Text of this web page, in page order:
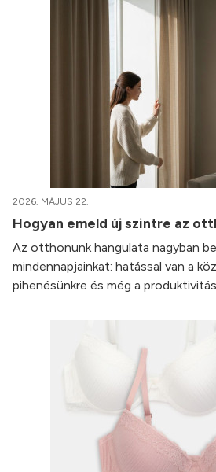
2026. MÁJUS 22.
Hogyan emeld új szintre az
Az otthonunk hangulata nagyban
mindennapjainkat: hatással van a
pihenésünkre és még a